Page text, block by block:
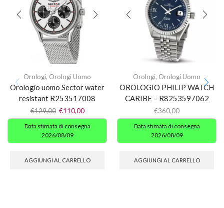
Orologi, Orologi Uomo
Orologio uomo Sector water
resistant R253517008
€129,00 €110,00
Data stimata di consegna
2026/08/09
AGGIUNGI AL CARRELLO
Orologi, Orologi Uomo
OROLOGIO PHILIP WATCH
CARIBE – R8253597062
€360,00
Data stimata di consegna
2026/08/09
AGGIUNGI AL CARRELLO